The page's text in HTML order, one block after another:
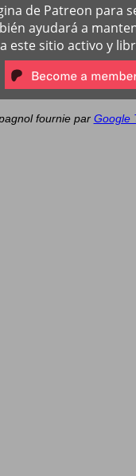
de Patreon para
ayudará a
este sitio activo y
fournie par Google